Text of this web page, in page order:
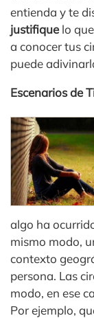
entienda y te
justifiquelo
a conocer tus
puede
Escenarios de
algo ha
mismo modo,
contexto
persona. Las
modo, en ese
Por ejemplo,